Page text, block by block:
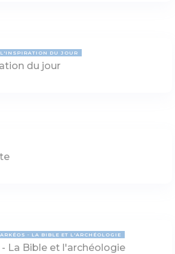
L'INSPIRATION DU JOUR
du jour
ARKÉOS - LA BIBLE ET L'ARCHÉOLOGIE
La Bible et l'archéologie